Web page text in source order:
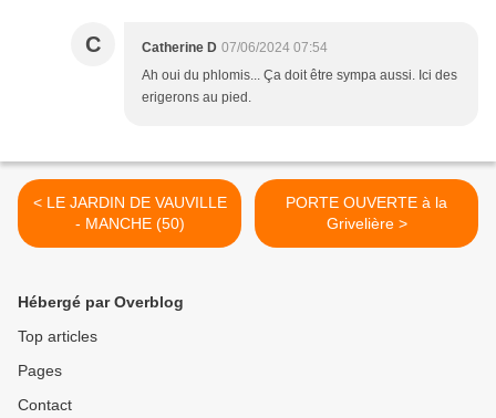
C Catherine D 07/06/2024 07:54
Ah oui du phlomis... Ça doit être sympa aussi. Ici des
erigerons au pied.
< LE JARDIN DE VAUVILLE
- MANCHE (50)
PORTE OUVERTE à la
Grivelière >
Hébergé par Overblog
Top articles
Pages
Contact